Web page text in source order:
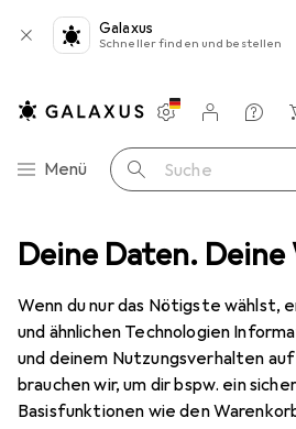
Deine Daten. Deine
Wenn du nur das Nötigste wählst,
und ähnlichen Technologien
und deinem Nutzungsverhalten
brauchen wir, um dir bspw. ein
Basisfunktionen wie den
Galaxus
Schneller finden und bestellen
Navigation nach Kategorien
Menü Suche
Einstellungen
Kundenkonto
Vergleichslisten
Merklisten
Warenkorb
CZAR TV-Ständer & Entertainment-
Topeshop
&
120 x 40 x 36 cm